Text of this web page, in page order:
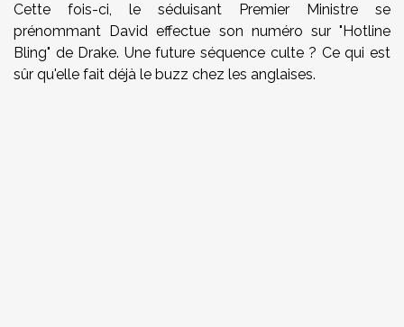
Cette fois-ci, le séduisant Premier Ministre se
prénommant David effectue son numéro sur "Hotline
Bling" de Drake. Une future séquence culte ? Ce qui est
sûr qu'elle fait déjà le buzz chez les anglaises.